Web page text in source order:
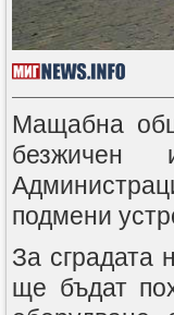
Мащабна
безжичен
подмени
За сградата
ще бъдат